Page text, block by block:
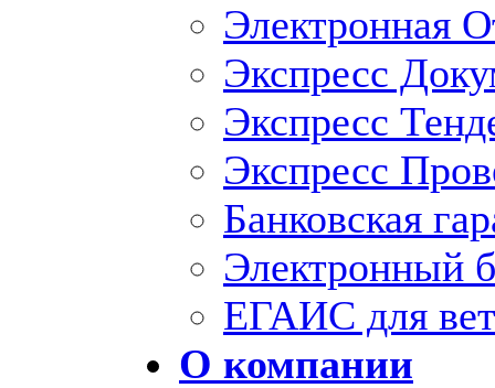
Электронная
Экспресс
Экспресс
Экспресс
Банковская
Электронный
ЕГАИС для
О компании